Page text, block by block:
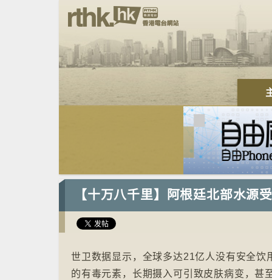
【十万八千里】阿根廷北部水源
世卫数据显示，全球多达21亿人没有安全
的有毒元素，长期摄入可引致皮肤病变，甚